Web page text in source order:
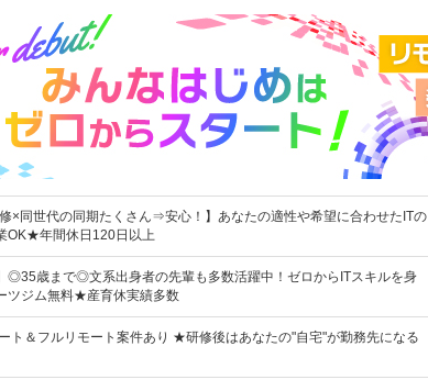
×同世代の同期たくさん⇒安心！】あなたの適性や希望に合わせたITの
OK★年間休日120日以上
◎35歳まで◎文系出身者の先輩も多数活躍中！ゼロからITスキルを身
ジム無料★産育休実績多数
＆フルリモート案件あり ★研修後はあなたの"自宅"が勤務先になる